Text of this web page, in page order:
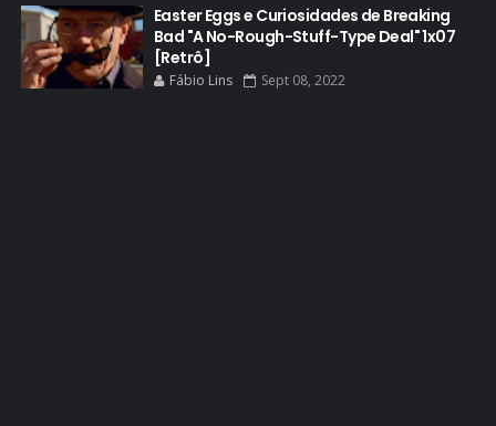
EL CAMINO
ELECTRIC DREAMS
ELENCO 5ª TEMPORADA
Easter Eggs e Curiosidades de Breaking
Bad "A No-Rough-Stuff-Type Deal" 1x07
[Retrô]
Fábio Lins Sept 08, 2022